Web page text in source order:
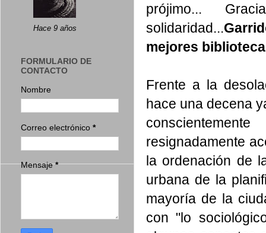
prójimo...
solidaridad...
mejores
Frente a la
hace una decena
resignadamente
la ordenación de
urbana de la
mayoría de la
con "lo
Hace 9 años
FORMULARIO DE
CONTACTO
Nombre
Correo electrónico *
Mensaje*